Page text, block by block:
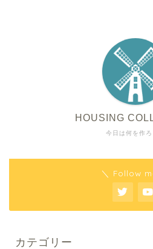
今日は何を作ろ
HOUSING
＼ Follow
カテゴリー